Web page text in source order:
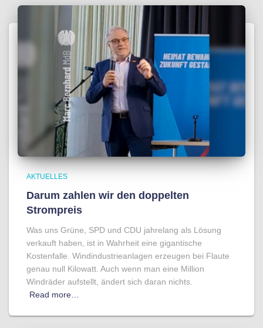
AKTUELLES
Darum zahlen wir den doppelten
Strompreis
Was uns Grüne, SPD und CDU jahrelang als Lösung
verkauft haben, ist in Wahrheit eine gigantische
Kostenfalle. Windindustrieanlagen erzeugen bei Flaute
genau null Kilowatt. Auch wenn man eine Million
Windräder aufstellt, ändert sich daran nichts.
Read more…